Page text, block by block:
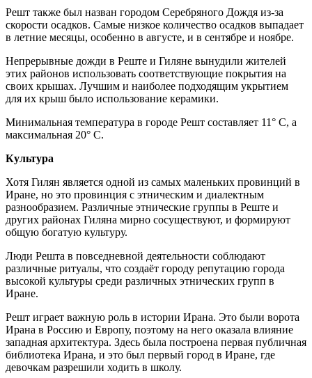
Решт также был назван городом Серебряного Дождя из-за
скорости осадков. Самые низкое количество осадков выпадает
в летние месяцы, особенно в августе, и в сентябре и ноябре.
Непрерывные дожди в Реште и Гиляне вынудили жителей
этих районов использовать соответствующие покрытия на
своих крышах. Лучшим и наиболее подходящим укрытием
для их крыш было использование керамики.
Минимальная температура в городе Решт составляет 11° C, а
максимальная 20° C.
Культура
Хотя Гилян является одной из самых маленьких провинций в
Иране, но это провинция с этническим и диалектным
разнообразием. Различные этнические группы в Реште и
других районах Гиляна мирно сосуществуют, и формируют
общую богатую культуру.
Люди Решта в повседневной деятельности соблюдают
различные ритуалы, что создаёт городу репутацию города
высокой культуры среди различных этнических групп в
Иране.
Решт играет важную роль в истории Ирана. Это были ворота
Ирана в Россию и Европу, поэтому на него оказала влияние
западная архитектура. Здесь была построена первая публичная
библиотека Ирана, и это был первый город в Иране, где
девочкам разрешили ходить в школу.